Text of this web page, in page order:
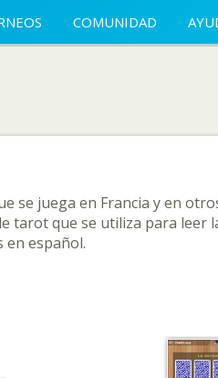
COMUNIDAD
se juega en Francia y en
tarot que se utiliza para leer
español.